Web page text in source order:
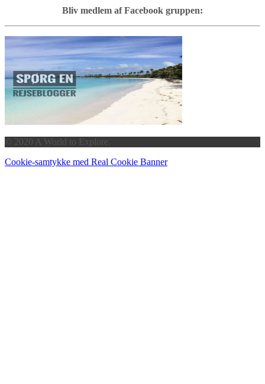
Bliv medlem af Facebook gruppen:
© 2020 A World to Explore.
Cookie-samtykke med Real Cookie Banner